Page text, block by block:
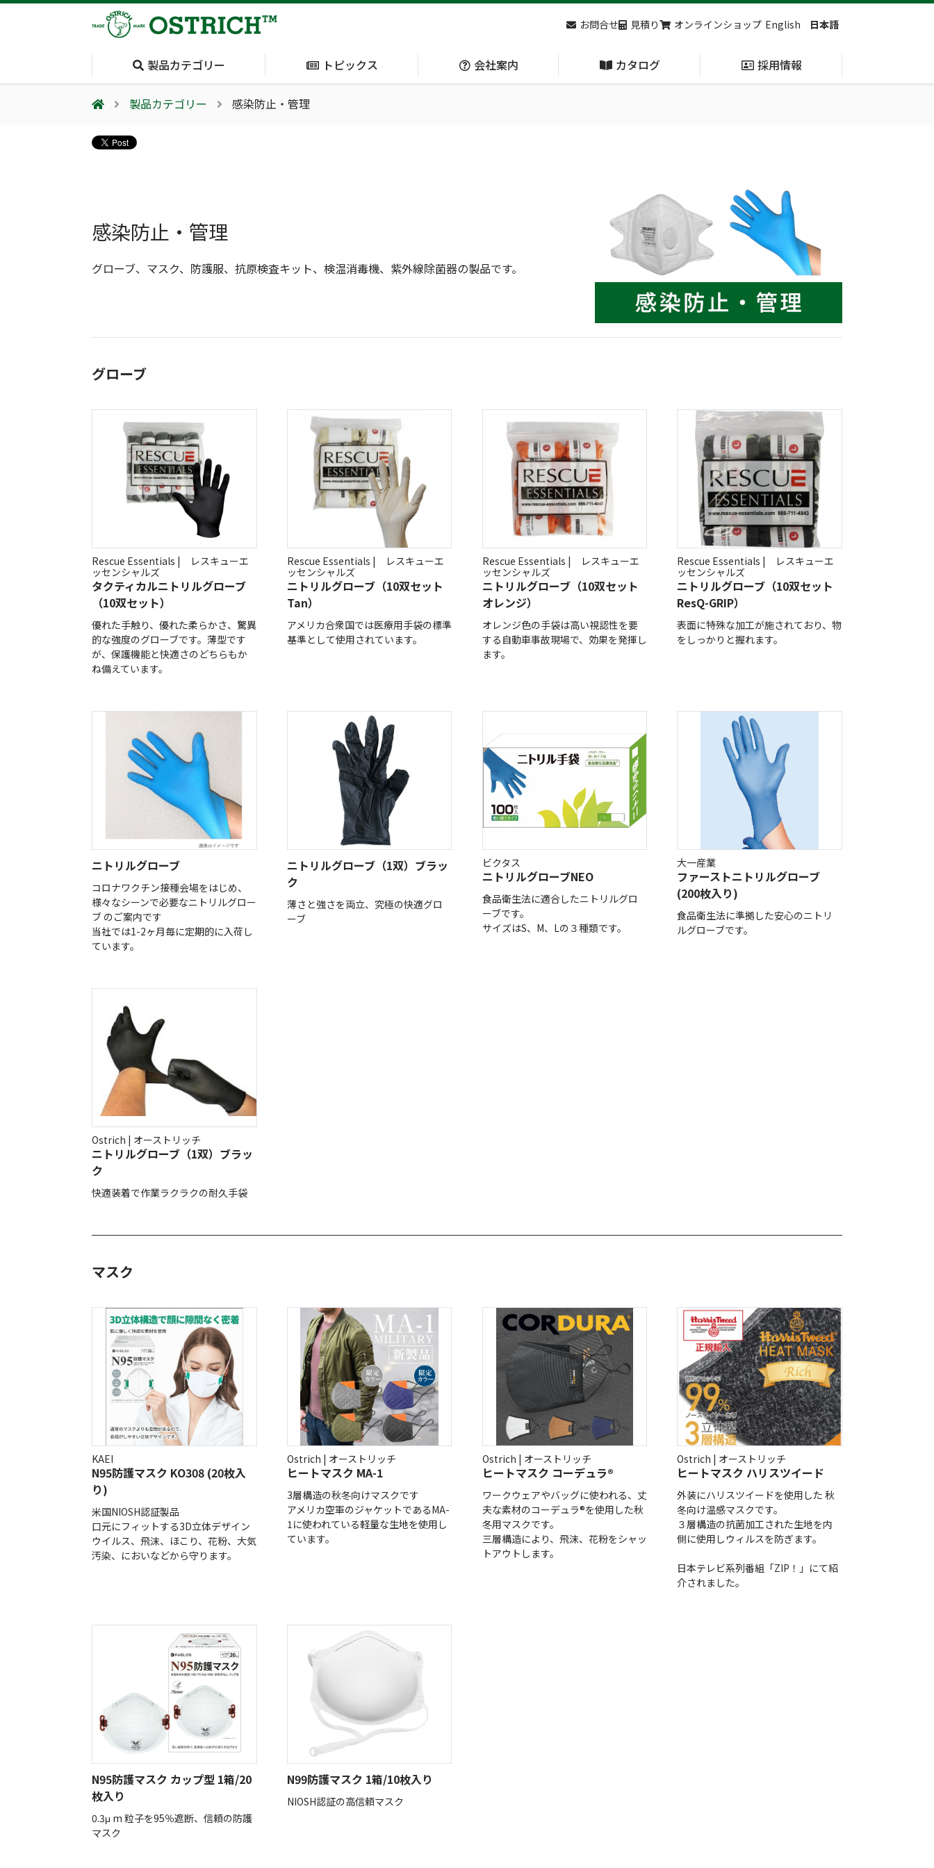
お問合せ 見積り オンラインショップ English 日本語
製品カテゴリー
Hemorrhage)
低体温防止
(Hypothermia)
製品をキーワードで検索
検索
トピックス
夏季休業のお知らせ
会社案内
会社概要
カタログ 採用情報
採用情報（外部サイトに移動します）
製品カテゴリー 感染防止・管理
感染防止・管理
グローブ、マスク、防護服、抗原検査キット、検温消毒機、紫外線除菌器の製品です。
グローブ
Rescue Essentials | レスキューエ
ッセンシャルズ
タクティカルニトリルグローブ
（10双セット）
優れた手触り、優れた柔らかさ、驚異
的な強度のグローブです。薄型です
が、保護機能と快適さのどちらもか
ね備えています。
Rescue Essentials | レスキューエ
ッセンシャルズ
ニトリルグローブ（10双セット
Tan）
アメリカ合衆国では医療用手袋の標準
基準として使用されています。
Rescue Essentials | レスキューエ
ッセンシャルズ
ニトリルグローブ（10双セット
オレンジ）
オレンジ色の手袋は高い視認性を要
する自動車事故現場で、効果を発揮し
ます。
Rescue Essentials | レスキューエ
ッセンシャルズ
ニトリルグローブ（10双セット
ResQ-GRIP）
表面に特殊な加工が施されており、物
をしっかりと握れます。
ニトリルグローブ
コロナワクチン接種会場をはじめ、
様々なシーンで必要なニトリルグロー
ブ のご案内です
当社では1-2ヶ月毎に定期的に入荷し
ています。
ニトリルグローブ（1双）ブラッ
ク
薄さと強さを両立、究極の快適グロ
ーブ
ビクタス
ニトリルグローブNEO
食品衛生法に適合したニトリルグロ
ーブです。
サイズはS、M、Lの３種類です。
大一産業
ファーストニトリルグローブ
(200枚入り)
食品衛生法に準拠した安心のニトリ
ルグローブです。
Ostrich | オーストリッチ
ニトリルグローブ（1双）ブラッ
ク
快適装着で作業ラクラクの耐久手袋
マスク
KAEI
N95防護マスク KO308 (20枚入
り)
米国NIOSH認証製品
口元にフィットする3D立体デザイン
ウイルス、飛沫、ほこり、花粉、大気
汚染、においなどから守ります。
Ostrich | オーストリッチ
ヒートマスク MA-1
3層構造の秋冬向けマスクです
アメリカ空軍のジャケットであるMA-
1に使われている軽量な生地を使用し
ています。
Ostrich | オーストリッチ
ヒートマスク コーデュラ®
ワークウェアやバッグに使われる、丈
夫な素材のコーデュラ®を使用した秋
冬用マスクです。
三層構造により、飛沫、花粉をシャッ
トアウトします。
Ostrich | オーストリッチ
ヒートマスク ハリスツイード
外装にハリスツイードを使用した 秋
冬向け温感マスクです。
３層構造の抗菌加工された生地を内
側に使用しウィルスを防ぎます。
日本テレビ系列番組「ZIP！」にて紹
介されました。
N95防護マスク カップ型 1箱/20
枚入り
0.3μ m 粒子を95％遮断、信頼の防護
マスク
N99防護マスク 1箱/10枚入り
NIOSH認証の高信頼マスク